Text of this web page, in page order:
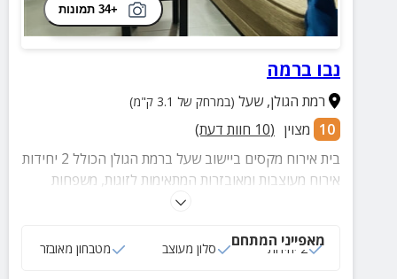
+34 תמונות
נבו ברמה
רמת הגולן,שעל (במרחק של 3.1 ק"מ)
10 מצוין (
10 חוות דעת)
בית אירוח מקסים ביישוב שעל ברמת הגולן הכולל 2 יחידות
אירוח מעוצבות ומאובזרות המתאימות לזוגות, משפחות
וקבוצות לחופשה שקטה ורגועה, ביחידות תמצאו חדר
מאפייני המתחם
2 יחידות סלון מעוצב מטבחון מאובזר